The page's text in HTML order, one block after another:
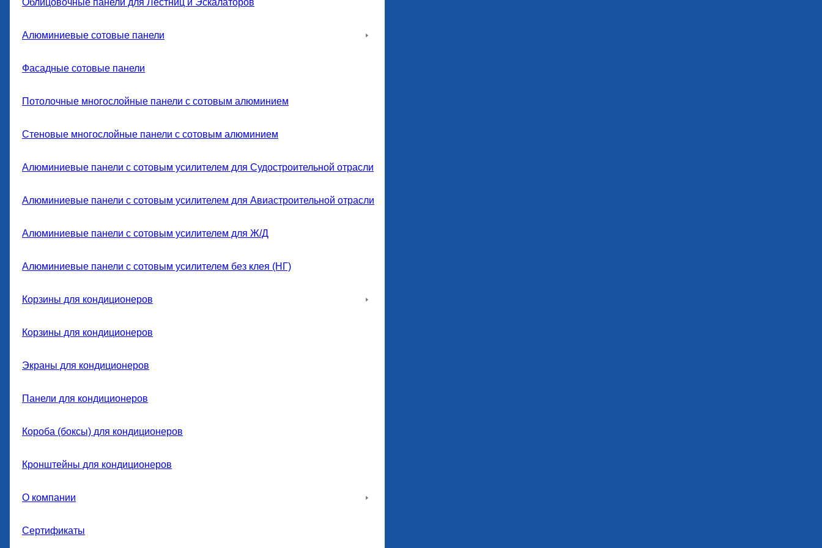
Облицовочные панели для Лестниц и Эскалаторов
Алюминиевые сотовые панели
Фасадные сотовые панели
Потолочные многослойные панели с сотовым алюминием
Стеновые многослойные панели с сотовым алюминием
Алюминиевые панели с сотовым усилителем для Судостроительной отрасли
Алюминиевые панели с сотовым усилителем для Авиастроительной отрасли
Алюминиевые панели с сотовым усилителем для Ж/Д
Алюминиевые панели с сотовым усилителем без клея (НГ)
Корзины для кондиционеров
Корзины для кондиционеров
Экраны для кондиционеров
Панели для кондиционеров
Короба (боксы) для кондиционеров
Кронштейны для кондиционеров
О компании
Сертификаты